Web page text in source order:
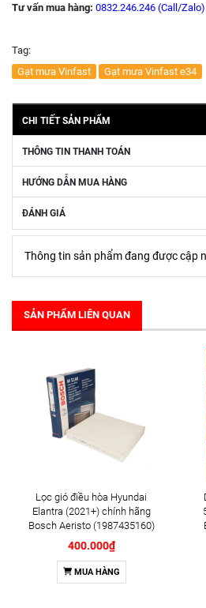
Tư vấn mua hàng: 0832.246.246 (Call/Zalo)
Tag:
Gạt mưa Vinfast
Gạt mưa Vinfast e34
CHI TIẾT SẢN PHẨM
THÔNG TIN THANH TOÁN
HƯỚNG DẪN MUA HÀNG
ĐÁNH GIÁ
Thông tin sản phẩm đang được cập
SẢN PHẨM LIÊN QUAN
Lọc gió điều hòa Hyundai
Elantra (2021+) chính hãng
Bosch Aeristo (1987435160)
400.000₫
MUA HÀNG